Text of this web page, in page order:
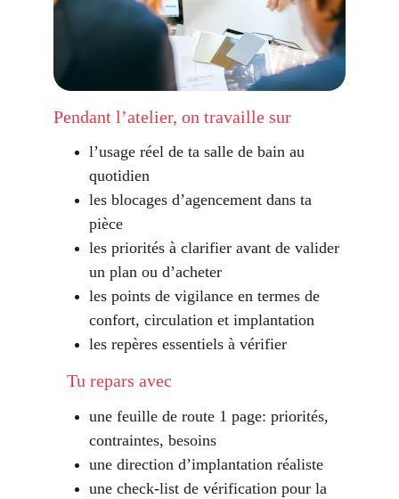
   Tu repars avec
une feuille de route 1 page: priorités,
contraintes, besoins
une direction d’implantation réaliste
une check-list de vérification pour la
Pendant l’atelier, on travaille sur
l’usage réel de ta salle de bain au
quotidien
les blocages d’agencement dans ta
pièce
les priorités à clarifier avant de valider
un plan ou d’acheter
les points de vigilance en termes de
confort, circulation et implantation
les repères essentiels à vérifier